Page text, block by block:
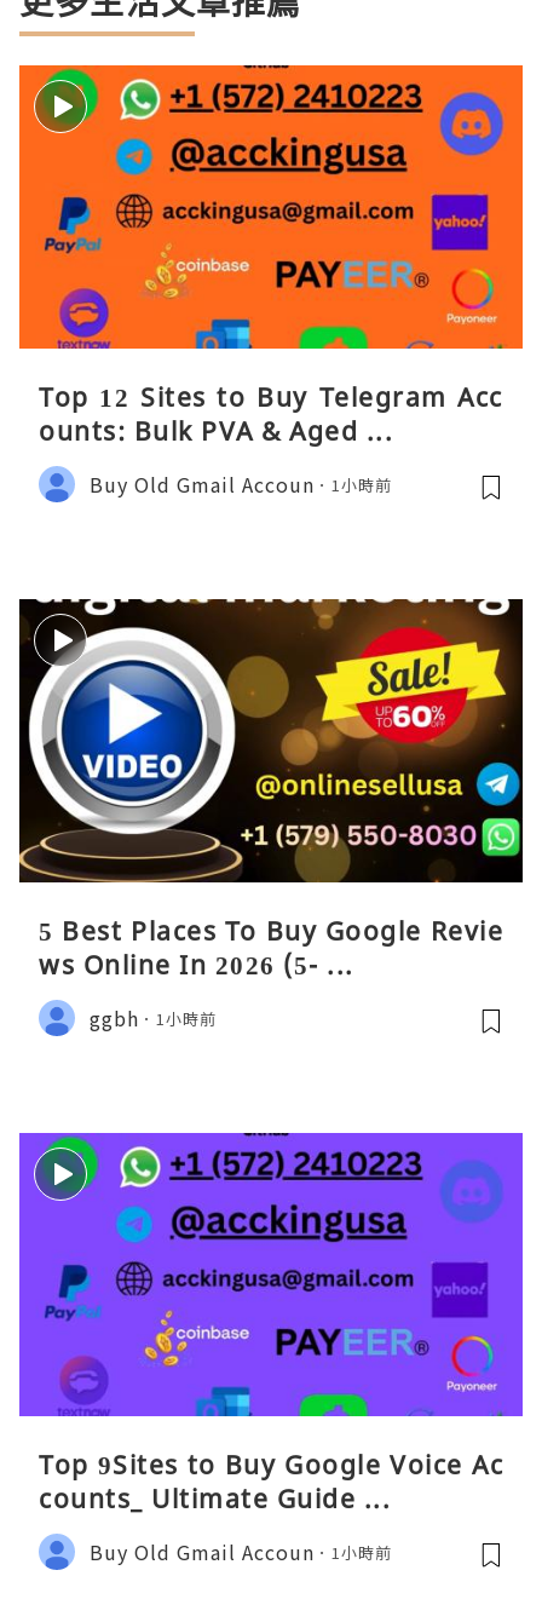
Top 12 Sites to Buy Telegram Acc
ounts: Bulk PVA & Aged ...
Buy Old Gmail Accoun 1小時前
5 Best Places To Buy Google Revie
ws Online In 2026 (5- ...
ggbh 1小時前
Top 9Sites to Buy Google Voice Ac
counts_ Ultimate Guide ...
Buy Old Gmail Accoun 1小時前